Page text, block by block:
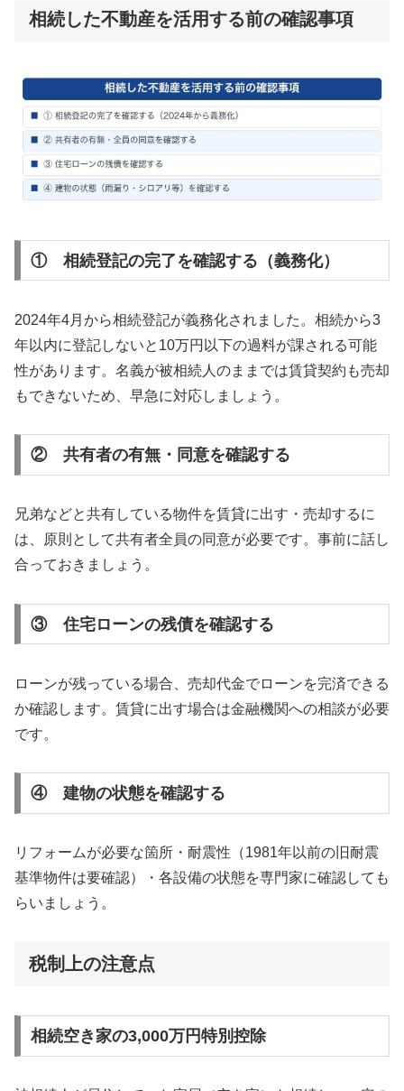
相続した不動産を活用する前の確認事項
① 相続登記の完了を確認する（義務化）
2024年4月から相続登記が義務化されました。相続から3
年以内に登記しないと10万円以下の過料が課される可能
性があります。名義が被相続人のままでは賃貸契約も売却
もできないため、早急に対応しましょう。
② 共有者の有無・同意を確認する
兄弟などと共有している物件を賃貸に出す・売却するに
は、原則として共有者全員の同意が必要です。事前に話し
合っておきましょう。
③ 住宅ローンの残債を確認する
ローンが残っている場合、売却代金でローンを完済できる
か確認します。賃貸に出す場合は金融機関への相談が必要
です。
④ 建物の状態を確認する
リフォームが必要な箇所・耐震性（1981年以前の旧耐震
基準物件は要確認）・各設備の状態を専門家に確認しても
らいましょう。
税制上の注意点
相続空き家の3,000万円特別控除